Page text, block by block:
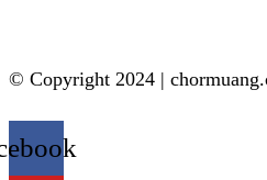
© Copyright 2024 |